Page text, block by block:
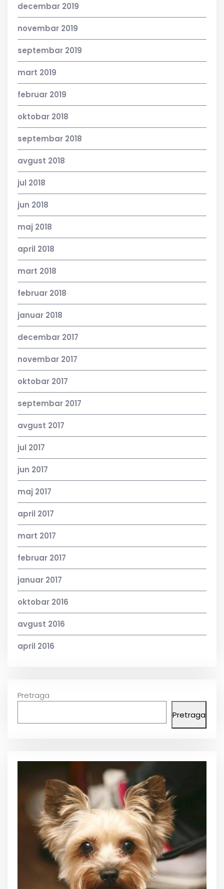
decembar 2019
novembar 2019
septembar 2019
mart 2019
februar 2019
oktobar 2018
septembar 2018
avgust 2018
jul 2018
jun 2018
maj 2018
april 2018
mart 2018
februar 2018
januar 2018
decembar 2017
novembar 2017
oktobar 2017
septembar 2017
avgust 2017
jul 2017
jun 2017
maj 2017
april 2017
mart 2017
februar 2017
januar 2017
oktobar 2016
avgust 2016
april 2016
Pretraga
Pretraga